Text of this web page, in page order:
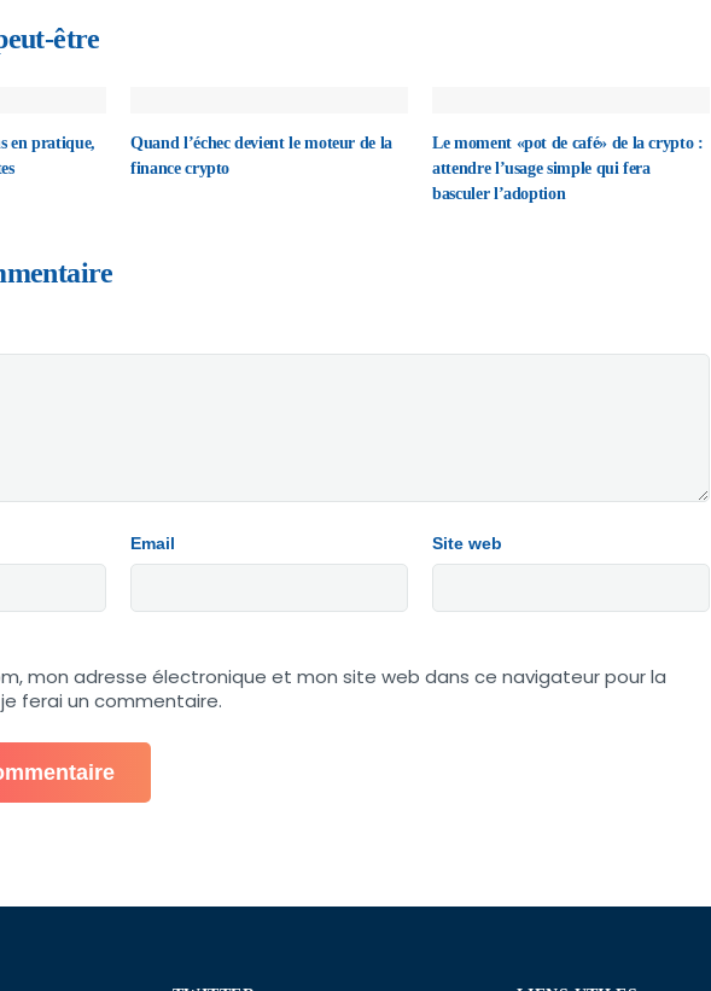
être
en pratique,
Quand l’échec devient le moteur de la
finance crypto
Le moment «pot de café» de la crypto :
attendre l’usage simple qui fera
basculer l’adoption
Email Site web
mon adresse électronique et mon site web dans ce navigateur pour la
ferai un commentaire.